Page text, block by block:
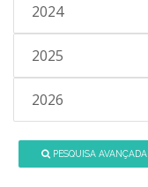
2024
2025
2026
PESQUISA AVANÇADA